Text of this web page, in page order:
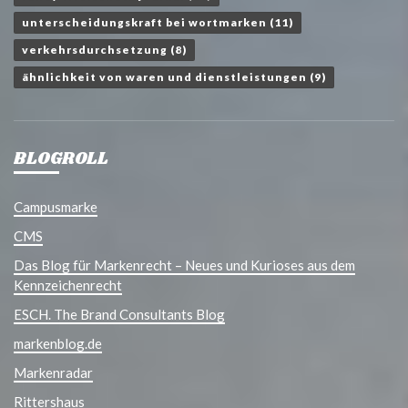
unterscheidungskraft bei wortmarken (11)
verkehrsdurchsetzung (8)
ähnlichkeit von waren und dienstleistungen (9)
BLOGROLL
Campusmarke
CMS
Das Blog für Markenrecht – Neues und Kurioses aus dem
Kennzeichenrecht
ESCH. The Brand Consultants Blog
markenblog.de
Markenradar
Rittershaus